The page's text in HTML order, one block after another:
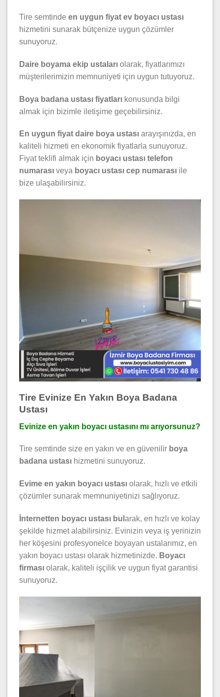
Tire semtinde en uygun fiyat ev boyacı ustası
hizmetini sunarak bütçenize uygun çözümler
sunuyoruz.
Daire boyama ekip ustaları olarak, fiyatlarımızı
müşterilerimizin memnuniyeti için uygun tutuyoruz.
Boya badana ustası fiyatları konusunda bilgi
almak için bizimle iletişime geçebilirsiniz.
En uygun fiyat daire boya ustası arayışınızda, en
kaliteli hizmeti en ekonomik fiyatlarla sunuyoruz.
Fiyat teklifi almak için boyacı ustası telefon
numarası veya boyacı ustası cep numarası ile
bize ulaşabilirsiniz.
Tire Evinize En Yakın Boya Badana
Ustası
Evinize en yakın boyacı ustasını mı arıyorsunuz?
Tire semtinde size en yakın ve en güvenilir boya
badana ustası hizmetini sunuyoruz.
Evime en yakın boyacı ustası olarak, hızlı ve etkili
çözümler sunarak memnuniyetinizi sağlıyoruz.
İnternetten boyacı ustası bul arak, en hızlı ve kolay
şekilde hizmet alabilirsiniz. Evinizin veya iş yerinizin
her köşesini profesyonelce boyayan ustalarımız, en
yakın boyacı ustası olarak hizmetinizde. Boyacı
firması olarak, kaliteli işçilik ve uygun fiyat garantisi
sunuyoruz.